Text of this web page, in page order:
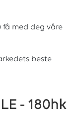
få med deg våre
beste
- 180hk